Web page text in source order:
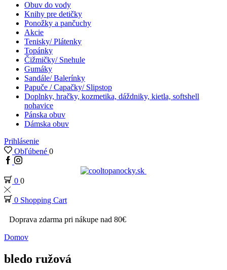
Obuv do vody
Knihy pre detičky
Ponožky a pančuchy
Akcie
Tenisky/ Plátenky
Topánky
Čižmičky/ Snehule
Gumáky
Sandále/ Balerínky
Papuče / Capačky/ Slipstop
Doplnky, hračky, kozmetika, dáždniky, kietla, softshell
nohavice
Pánska obuv
Dámska obuv
Prihlásenie
Obľúbené 0
0 0
0 Shopping Cart
Doprava zdarma pri nákupe nad 80€
Domov
bledo ružová